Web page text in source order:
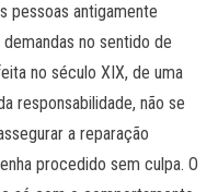
pessoas antigamente
no sentido de
no século XIX, de uma
responsabilidade, não se
a reparação
procedido sem culpa. O